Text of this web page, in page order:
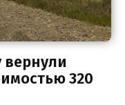
вернули
320